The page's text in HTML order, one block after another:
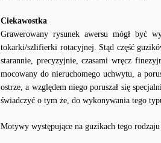
Ciekawostka
Grawerowany rysunek awersu mógł być
tokarki/szlifierki rotacyjnej. Stąd część
starannie, precyzyjnie, czasami wręcz
mocowany do nieruchomego uchwytu, a
ostrze, a względem niego poruszał się
świadczyć o tym że, do wykonywania tego
Motywy występujące na guzikach tego